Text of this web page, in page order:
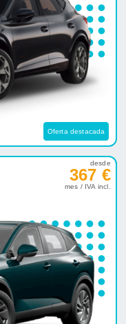
Oferta destacada
desde
367 €
mes / IVA incl.